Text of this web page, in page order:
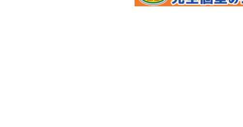
谷田川駅 磐城守山駅 卸町駅 福島学院前駅 瀬